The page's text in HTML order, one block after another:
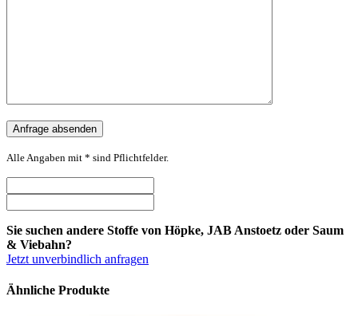
Alle Angaben mit * sind Pflichtfelder.
Sie suchen andere Stoffe von Höpke, JAB Anstoetz oder Saum
& Viebahn?
Jetzt unverbindlich anfragen
Ähnliche Produkte